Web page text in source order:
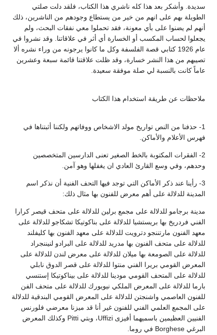
سديدة. وأشكر بعد هذا كله ناشري هذا الكتاب، فلقد دلت صلتي
الطويلة بهم على انهم من خير من يستطاع وجودهم من الناشرين، ذلك
أنهم لم يضنوا على بأي معونة، فقد تحملوا معي نفقات البحث، ولم
يجعلوا لحساب المكسب أو الخسارة أي أثر في علاقاتنا. وقد نشروا في
عام 1926 كتابي قصة الفلسفة وكل ما كانوا يرجونه من وراء نشره ألا
تصيبهم من هذا النشر خسارة، وقد ظلت علاقتنا قائمة سبعة وعشرين
عاماً كانت بالنسبة لي صلة موفقة سعيدة.
ملاحظات عن طريقة استخدام هذا الكتاب
1- حذفنا من النص تواريخ مولد الاشخاص ووفاتهم ولكننا أثبتناها في
فهرس الأعلام والأماكن.
2- الفقرات المكتوبة بالخط الصغير تعنى الدارسين المتخصصين
وحدهم، وفي وسع القارئ العادي ان يغفلها وهو آمن.
3- رأينا عند ذكر الأماكن التي توجد فيها التحف الفنية أن نذكر اسم
المدينة للدلالة على أهم معرض للفنون بها مثال ذلك:
مدينة برجامو للدلالة على مجمع برلين للدلالة على متحف قيصر كرارا
الفني فردريخ بها بريستشيا للدلالة على بناكوتيكا تشكاجو للدلالة على
معهد الفنون مارتننجو دترويت للدلالة على معهد الفنون بها كليفلند
للدلالة على متحف الفنون بها مدريد للدلالة على البرادو لنيننجراد
للدلالة على الصومعة بها ميلان للدلالة على معرض لندن للدلالة على
المعرض القومي بريرا الفني منتوا للدلالة على قصر الدوق نابلي
للدلالة على المتحف القومي مودينا للدلالة على بيناكوتيكا إستنسي
بارما للدلالة على المعرض الملكي نيويورك للدلالة على متحف الفن
للفنون العاصمي واشنجتن للدلالة على المعرض القومي البندقية للدلالة
على المجمع العلمي الفني للفنون غير أنا قد ميزنا معرضي فلورنس
الفنيين العظيمين باسميهما أفيزى Uffizi، وبتي Pitti وكذلك المعرض
البرغي Borghese في روما.